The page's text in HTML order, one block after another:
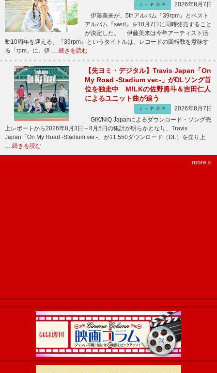
Ｊ－ＰＯＰ
2026年8月7日
伊藤美来が、5thアルバム『39rpm』とベスト
アルバム『swirl』を10月7日に同時発売すること
が決定した。 伊藤美来は今年アーティスト活
動10周年を迎える。『39rpm』というタイトルは、レコードの回転数を意味す
る「rpm」に、伊 … 続きを読む
【先ヨミ・デジタル】Travis Japan「On
My Road -Stadium ver.-」がDLソング首
位を独走中 M!LKの佐野勇斗＆吉田仁人
によるユニット曲が追う
Ｊ－ＰＯＰ
2026年8月7日
GfK/NIQ Japanによるダウンロード・ソング売
上レポートから2026年8月3日～8月5日の集計が明らかとなり、Travis
Japan「On My Road -Stadium ver.-」が11,550ダウンロード（DL）を売り上
… 続きを読む
more »